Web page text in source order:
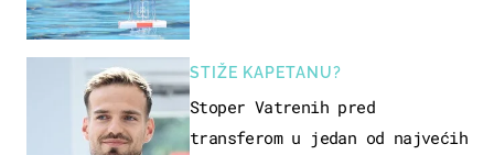
STIŽE KAPETANU?
Stoper Vatrenih pred
transferom u jedan od najvećih